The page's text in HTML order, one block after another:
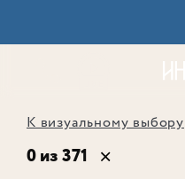
К визуальному выбору
0 из 371